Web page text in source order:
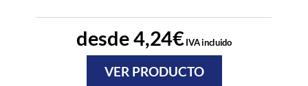
desde4,24€IVA incluido
VER PRODUCTO